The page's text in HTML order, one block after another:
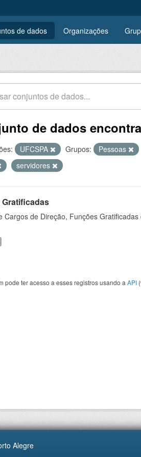
de dados Organizações
de dados
UFCSPA Grupos: Pessoas
servidores
Cargos de Direção, Funções
pode ter acesso a esses registros usando a API
Alegre